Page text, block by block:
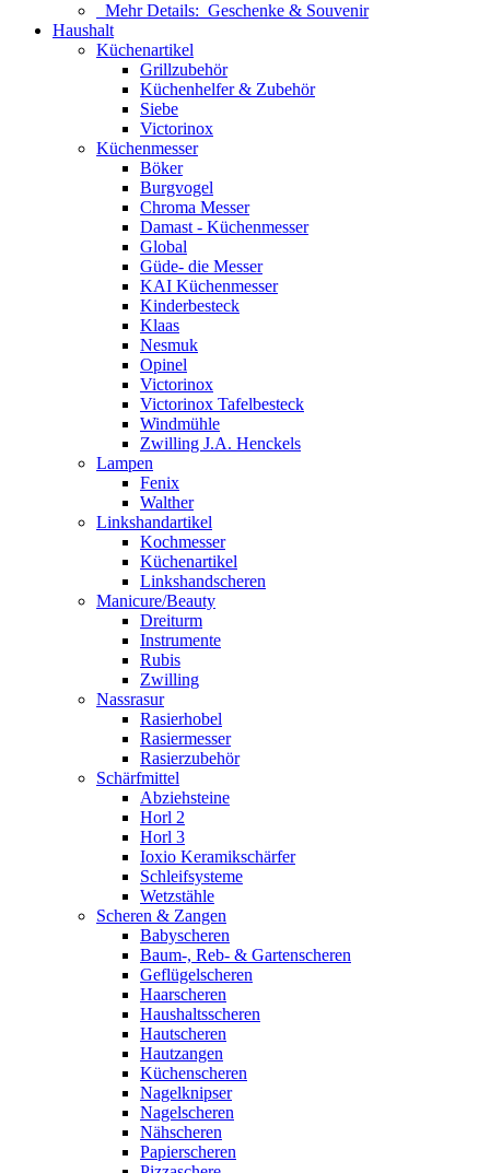
Mehr Details: Geschenke & Souvenir
Haushalt
Küchenartikel
Grillzubehör
Küchenhelfer & Zubehör
Siebe
Victorinox
Küchenmesser
Böker
Burgvogel
Chroma Messer
Damast - Küchenmesser
Global
Güde- die Messer
KAI Küchenmesser
Kinderbesteck
Klaas
Nesmuk
Opinel
Victorinox
Victorinox Tafelbesteck
Windmühle
Zwilling J.A. Henckels
Lampen
Fenix
Walther
Linkshandartikel
Kochmesser
Küchenartikel
Linkshandscheren
Manicure/Beauty
Dreiturm
Instrumente
Rubis
Zwilling
Nassrasur
Rasierhobel
Rasiermesser
Rasierzubehör
Schärfmittel
Abziehsteine
Horl 2
Horl 3
Ioxio Keramikschärfer
Schleifsysteme
Wetzstähle
Scheren & Zangen
Babyscheren
Baum-, Reb- & Gartenscheren
Geflügelscheren
Haarscheren
Haushaltsscheren
Hautscheren
Hautzangen
Küchenscheren
Nagelknipser
Nagelscheren
Nähscheren
Papierscheren